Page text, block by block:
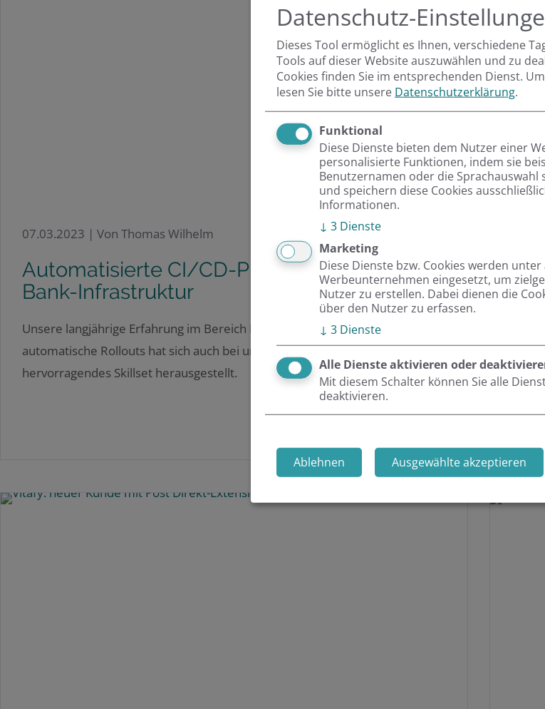
Magento Projects
07.03.2023 | Von Thomas Wilhelm
Automatisierte CI/CD-Pipelines für eine
Bank-Infrastruktur
Unsere langjährige Erfahrung im Bereich Docker, CI/CD-Pipelines und
automatische Rollouts hat sich auch bei unserem neuen Bank-Kunden als
hervorragendes Skillset herausgestellt.
Datenschutz-
Dieses Tool ermöglicht es Ihnen, verschiedene
Tools auf dieser Website auszuwählen und zu
Cookies finden Sie im entsprechenden Dienst.
lesen Sie bitte unsere Datenschutzerklärung.
Funktional
Diese Dienste bieten dem Nutzer einer
personalisierte Funktionen, indem sie
Benutzernamen oder die Sprachauswahl
und speichern diese Cookies
Informationen.
↓ 3 Dienste
Marketing
Diese Dienste bzw. Cookies werden
Werbeunternehmen eingesetzt, um
Nutzer zu erstellen. Dabei dienen die
über den Nutzer zu erfassen.
↓ 3 Dienste
Alle Dienste aktivieren oder
Mit diesem Schalter können Sie alle
deaktivieren.
Ablehnen Ausgewählte akzeptieren